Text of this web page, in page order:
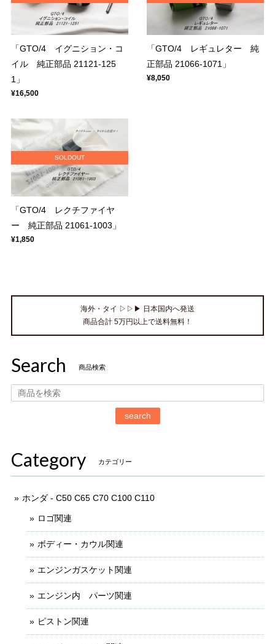
「GTO/4 イグニション・コ
イル 純正部品 21121-125
1」
¥16,500
「GTO/4 レギュレター 純
正部品 21066-1071」
¥8,050
SOLDOUT
「GTO/4 レクチファイヤ
ー 純正部品 21061-1003」
¥1,850
海外・タイ ▷▷▶ 日本国内へ発送
商品合計 5万円以上で送料無料！
Search 商品検索
search
Category カテゴリー
ホンダ - C50 C65 C70 C100 C110
ロゴ関連
ボディー・カウル関連
エンジンガスケット関連
エンジン内 パーツ関連
ピストン関連